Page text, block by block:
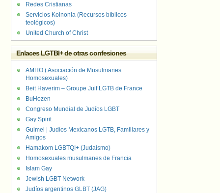
Redes Cristianas
Servicios Koinonia (Recursos bíblicos-
teológicos)
United Church of Christ
Enlaces LGTBI+ de otras confesiones
AMHO ( Asociación de Musulmanes
Homosexuales)
Beit Haverim – Groupe Juif LGTB de France
BuHozen
Congreso Mundial de Judíos LGBT
Gay Spirit
Guimel | Judíos Mexicanos LGTB, Familiares y
Amigos
Hamakom LGBTQI+ (Judaísmo)
Homosexuales musulmanes de Francia
Islam Gay
Jewish LGBT Network
Judíos argentinos GLBT (JAG)